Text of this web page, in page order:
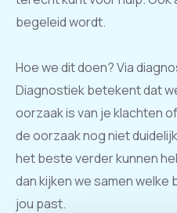
begeleid wordt.
Hoe we dit doen? Via
Diagnostiek betekent dat
oorzaak is van je klachten
de oorzaak nog niet
het beste verder kunnen
dan kijken we samen
jou past.